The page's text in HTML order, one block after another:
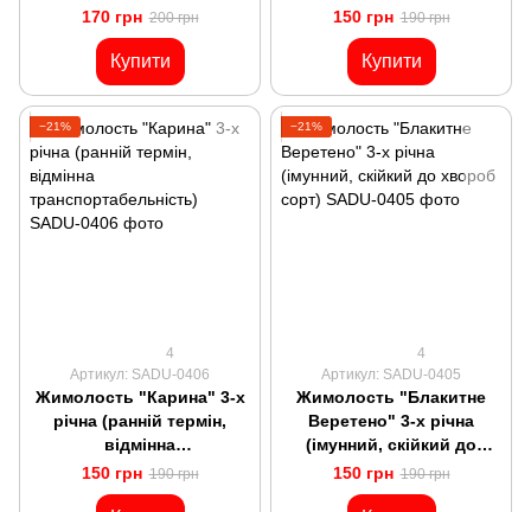
170 грн 200 грн
Купити
150 грн 190 грн
Купити
−21%
4
Артикул: SADU-0406
Жимолость "Карина" 3-х
річна (ранній термін,
відмінна
транспортабельність)
150 грн 190 грн
−21%
4
Артикул: SADU-0405
Жимолость "Блакитне
Веретено" 3-х річна
(імунний, скійкий до
хвороб сорт)
150 грн 190 грн